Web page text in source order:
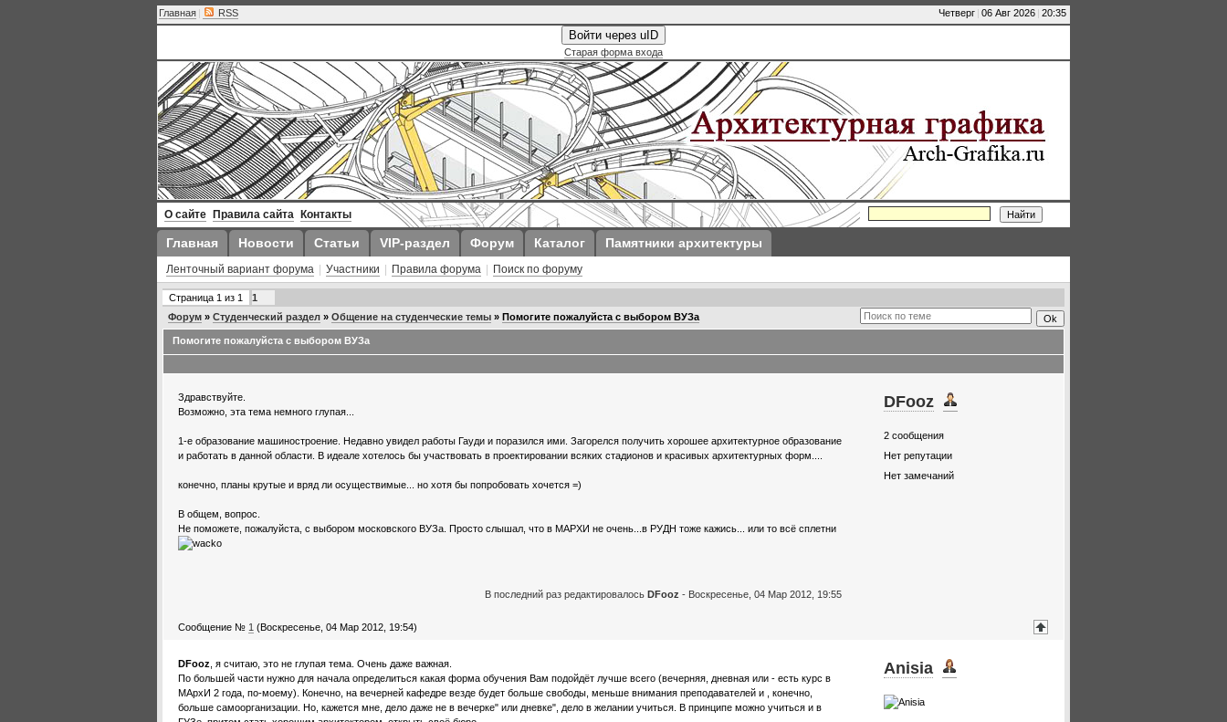
Четверг | 06 Авг 2026 | 20:35
Главная | RSS
Войти через uID
Старая форма входа
О сайте Правила сайта Контакты
Главная Новости Статьи VIP-раздел Форум Каталог Памятники архитектуры
Ленточный вариант форума Участники Правила форума Поиск по форуму
Страница 1 из 1
1
Форум » Студенческий раздел » Общение на студенческие темы » Помогите пожалуйста с выбором ВУЗа
Помогите пожалуйста с выбором ВУЗа
Здравствуйте.
Возможно, эта тема немного глупая...
1-е образование машиностроение. Недавно увидел работы Гауди и поразился ими. Загорелся получить хорошее архитектурное образование
и работать в данной области. В идеале хотелось бы участвовать в проектировании всяких стадионов и красивых архитектурных форм....
конечно, планы крутые и вряд ли осуществимые... но хотя бы попробовать хочется =)
В общем, вопрос.
Не поможете, пожалуйста, с выбором московского ВУЗа. Просто слышал, что в МАРХИ не очень...в РУДН тоже кажись... или то всё сплетни
В последний раз редактировалось DFooz - Воскресенье, 04 Мар 2012, 19:55
DFooz
2 сообщения
Нет репутации
Нет замечаний
Сообщение № 1 (Воскресенье, 04 Мар 2012, 19:54)
DFooz , я считаю, это не глупая тема. Очень даже важная.
По большей части нужно для начала определиться какая форма обучения Вам подойдёт лучше всего (вечерняя, дневная или - есть курс в
МАрхИ 2 года, по-моему). Конечно, на вечерней кафедре везде будет больше свободы, меньше внимания преподавателей и , конечно,
больше самоорганизации. Но, кажется мне, дело даже не в вечерке" или дневке", дело в желании учиться. В принципе можно учиться и в
Anisia